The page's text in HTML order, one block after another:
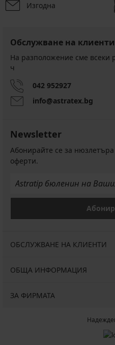
Изгодна
Обслужване на клиенти
На разположение сме всеки
ч
042 952927
info@astratex.bg
Newsletter
Абонирайте се за
оферти.
ОБСЛУЖВАНЕ НА КЛИЕНТИ
ОБЩА ИНФОРМАЦИЯ
ЗА ФИРМАТА